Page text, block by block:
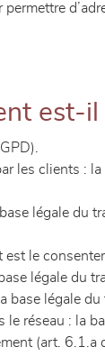
est-il
les clients :
légale
le
légale du
légale
réseau : la
(art. 6.1.a